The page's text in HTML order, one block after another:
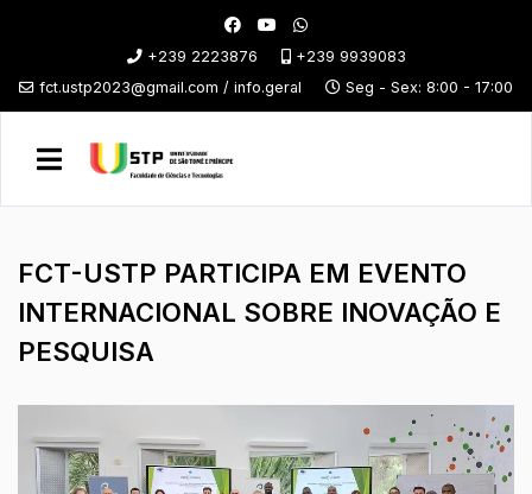
+239 2223876
+239 9939083
fct.ustp2023@gmail.com / info.geral
Seg - Sex: 8:00 - 17:00
FCT-USTP PARTICIPA EM EVENTO
INTERNACIONAL SOBRE INOVAÇÃO E
PESQUISA